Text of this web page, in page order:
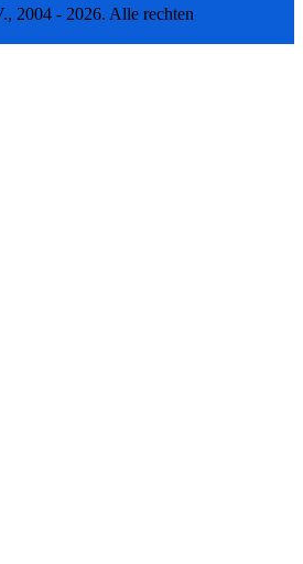
2004 - 2026. Alle rechten